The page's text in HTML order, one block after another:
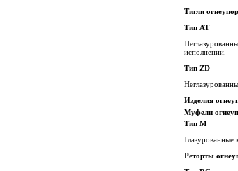
Тигли
Тип AT
исполнении.
Тип ZD
Изделия
Муфели
Тип М
Глазурованные
Реторты